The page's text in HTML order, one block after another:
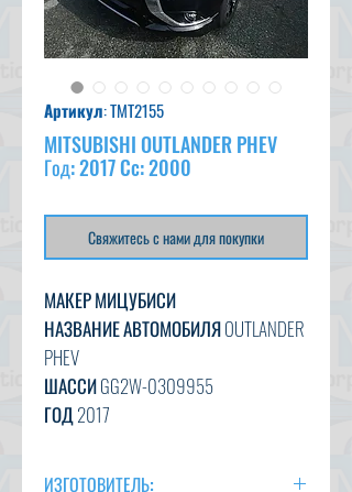
Артикул: TMT2155
MITSUBISHI OUTLANDER PHEV
Год: 2017 Cc: 2000
Свяжитесь с нами для покупки
МАКЕР МИЦУБИСИ
НАЗВАНИЕ АВТОМОБИЛЯ OUTLANDER
PHEV
ШАССИ GG2W-0309955
ГОД 2017
ЧЕРНЫЙ ЦВЕТ
ИЗГОТОВИТЕЛЬ: